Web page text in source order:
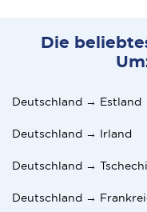
Die
Deutschland → Estland
Deutschland → Irland
Deutschland →
Deutschland →